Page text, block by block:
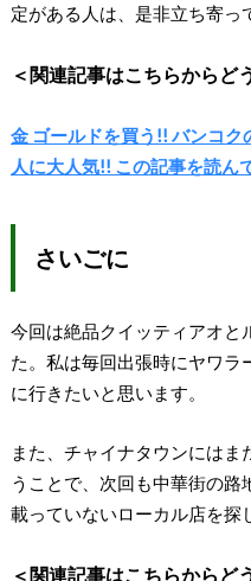
定がある人は、是非立ち寄っ
＜関連記事はこちらからど
金 ゴールドを買う!! バンコ
人に大人気!! この記事を読ん
さいごに
今回は絶品クイッティアオと
た。私は毎回出張時にヤワラ
に行きたいと思います。
また、チャイナタウンには
うことで、次回も中華街の路
載っていないローカル店を探
＜関連記事はこちらからど